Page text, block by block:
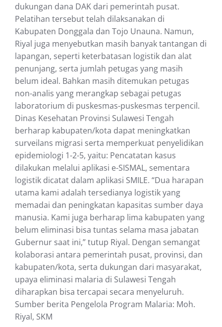
dukungan dana DAK dari pemerintah pusat.
Pelatihan tersebut telah dilaksanakan di
Kabupaten Donggala dan Tojo Unauna. Namun,
Riyal juga menyebutkan masih banyak tantangan di
lapangan, seperti keterbatasan logistik dan alat
penunjang, serta jumlah petugas yang masih
belum ideal. Bahkan masih ditemukan petugas
non-analis yang merangkap sebagai petugas
laboratorium di puskesmas-puskesmas terpencil.
Dinas Kesehatan Provinsi Sulawesi Tengah
berharap kabupaten/kota dapat meningkatkan
surveilans migrasi serta memperkuat penyelidikan
epidemiologi 1-2-5, yaitu: Pencatatan kasus
dilakukan melalui aplikasi e-SISMAL, sementara
logistik dicatat dalam aplikasi SMILE. “Dua harapan
utama kami adalah tersedianya logistik yang
memadai dan peningkatan kapasitas sumber daya
manusia. Kami juga berharap lima kabupaten yang
belum eliminasi bisa tuntas selama masa jabatan
Gubernur saat ini,” tutup Riyal. Dengan semangat
kolaborasi antara pemerintah pusat, provinsi, dan
kabupaten/kota, serta dukungan dari masyarakat,
upaya eliminasi malaria di Sulawesi Tengah
diharapkan bisa tercapai secara menyeluruh.
Sumber berita Pengelola Program Malaria: Moh.
Riyal, SKM